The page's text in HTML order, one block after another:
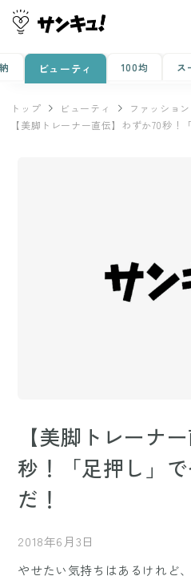
ビューティ 100均 ス
トップ ビューティ
ファッション
【美脚トレーナー直伝】わずか70秒！
【美脚トレーナ
秒！「足押し」
だ！
2018年6月3日
やせたい気持ちはあるけれど